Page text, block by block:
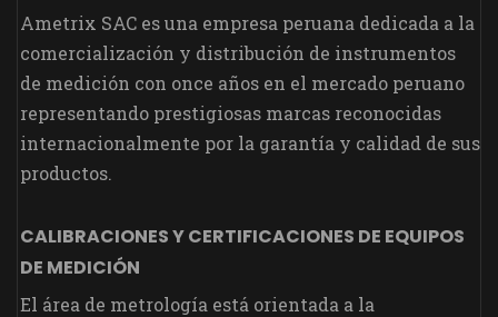
Ametrix SAC es una empresa peruana dedicada a la
comercialización y distribución de instrumentos
de medición con once años en el mercado peruano
representando prestigiosas marcas reconocidas
internacionalmente por la garantía y calidad de sus
productos.
CALIBRACIONES Y CERTIFICACIONES DE EQUIPOS
DE MEDICIÓN
El área de metrología está orientada a la